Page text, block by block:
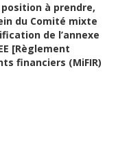
à prendre,
du Comité mixte
de l’annexe
[Règlement
financiers (MiFIR)